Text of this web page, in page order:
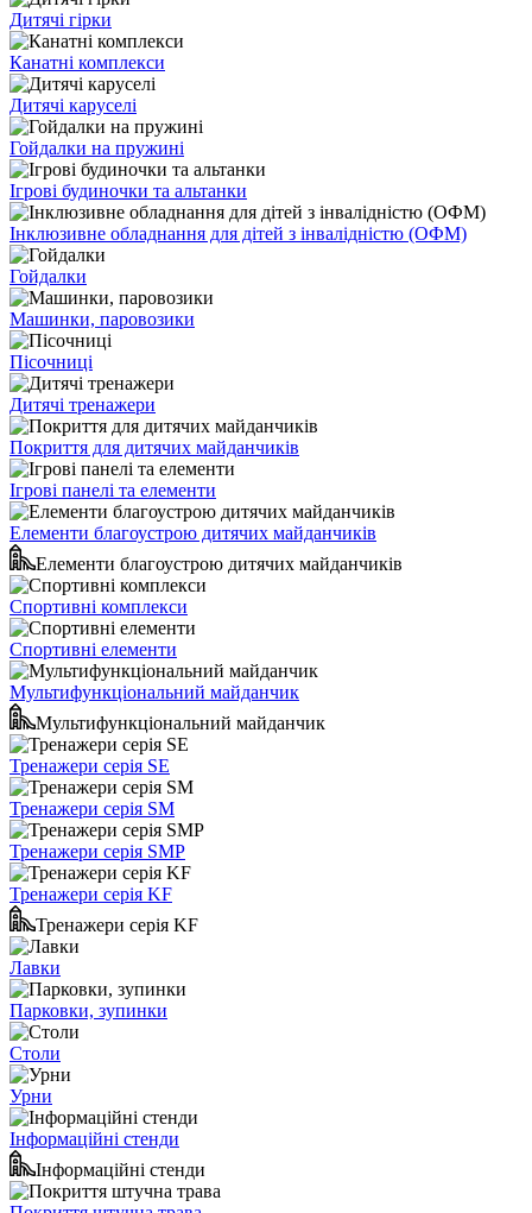
Дитячі гірки
Канатні комплекси
Дитячі каруселі
Гойдалки на пружині
Ігрові будиночки та альтанки
Інклюзивне обладнання для дітей з інвалідністю (ОФМ)
Гойдалки
Машинки, паровозики
Пісочниці
Дитячі тренажери
Покриття для дитячих майданчиків
Ігрові панелі та елементи
Елементи благоустрою дитячих майданчиків
Елементи благоустрою дитячих майданчиків
Спортивні комплекси
Спортивні елементи
Мультифункціональний майданчик
Мультифункціональний майданчик
Тренажери серія SE
Тренажери серія SM
Тренажери серія SMP
Тренажери серія KF
Тренажери серія KF
Лавки
Парковки, зупинки
Столи
Урни
Інформаційні стенди
Інформаційні стенди